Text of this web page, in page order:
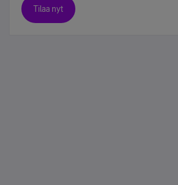
Tilaa nyt